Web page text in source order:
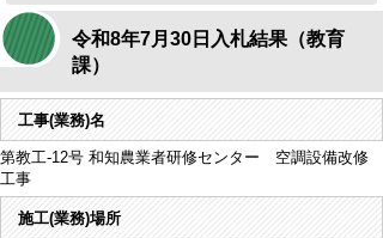
令和8年7月30日入札結果（教育
課）
工事(業務)名
第教工-12号 和知農業者研修センター 空調設備改修
工事
施工(業務)場所